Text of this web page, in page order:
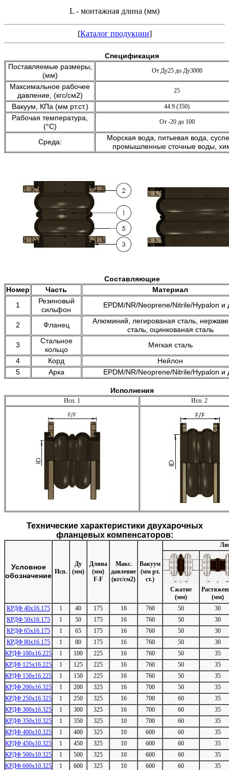
L - монтажная длина (мм)
[Каталог продукции]
Спецификация
Поставляемые размеры,
(мм)
От Ду25 до Ду3000
Максимальное рабочее
давление, (кгс/см2)
25
Вакуум, КПа (мм рт.ст.) 44.9 (350)
Рабочая температура,
(°C)
От -20 до 100
Среда:
Морская вода, питьевая вода,
промышленные сточные воды,
Составляющие
Номер
Часть
Материал
1
Резиновый
сильфон
EPDM/NR/Neoprene/Nitrile/Hypalon и
2 Фланец
Алюминий, легированая сталь,
сталь, оцинкованая сталь
3
Стальное
кольцо
Мягкая сталь
4
Корд
Нейлон
5
Арка EPDM/NR/Neoprene/Nitrile/Hypalon и
Исполнения
Исп. 1 Исп. 2
Технические характеристики двухарочных
фланцевых компенсаторов:
Условное
обозначение Исп.
Ду
(мм)
Длина
(мм)
F-F
Макс.
давление
(кгс/см2)
Вакуум
(мм рт.
ст.)
Сжатие
(мм)
(мм)
КРДФ 40х16.175
1 40 175 16 760 50
30
КРДФ 50х16.175
1 50 175 16 760 50
30
КРДФ 65х16.175
1 65 175 16 760 50
30
КРДФ 80х16.175
1 80 175 16 760 50
30
КРДФ 100х16.225
1 100 225 16 760 50
35
КРДФ 125х16.225
1 125 225 16 760 50
35
КРДФ 150х16.225
1 150 225 16 760 50
35
КРДФ 200х16.325
1 200 325 16 700 50
35
КРДФ 250х16.325
1 250 325 16 700 60
35
КРДФ 300х16.325
1 300 325 16 700 60
35
КРДФ 350х10.325
1 350 325 10 700 60
35
КРДФ 400х10.325
1 400 325 10 600 60
35
КРДФ 450х10.325
1 450 325 10 600 60
35
КРДФ 500х10.325
1 500 325 10 600 60
35
КРДФ 600х10.325
1 600 325 10 600 60
35